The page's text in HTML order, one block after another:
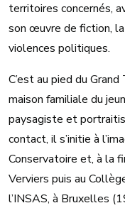
territoires concernés,
son œuvre de fiction,
violences politiques.
C’est au pied du
maison familiale du
paysagiste et
contact, il s’initie à
Conservatoire et, à la
Verviers puis au
l’INSAS, à Bruxelles